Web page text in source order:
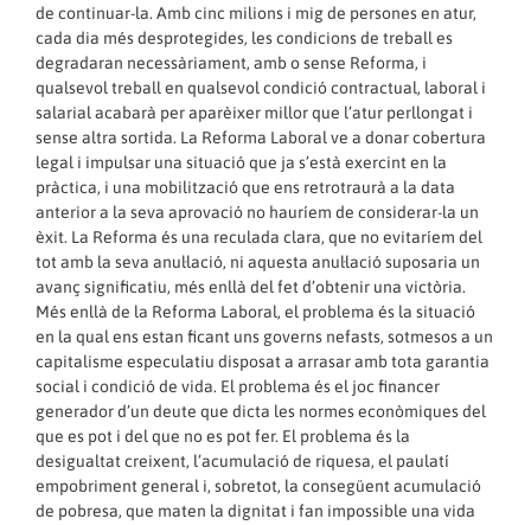
de continuar-la. Amb cinc milions i mig de persones en atur,
cada dia més desprotegides, les condicions de treball es
degradaran necessàriament, amb o sense Reforma, i
qualsevol treball en qualsevol condició contractual, laboral i
salarial acabarà per aparèixer millor que l’atur perllongat i
sense altra sortida. La Reforma Laboral ve a donar cobertura
legal i impulsar una situació que ja s’està exercint en la
pràctica, i una mobilització que ens retrotraurà a la data
anterior a la seva aprovació no hauríem de considerar-la un
èxit. La Reforma és una reculada clara, que no evitaríem del
tot amb la seva anul·lació, ni aquesta anul·lació suposaria un
avanç significatiu, més enllà del fet d’obtenir una victòria.
Més enllà de la Reforma Laboral, el problema és la situació
en la qual ens estan ficant uns governs nefasts, sotmesos a un
capitalisme especulatiu disposat a arrasar amb tota garantia
social i condició de vida. El problema és el joc financer
generador d’un deute que dicta les normes econòmiques del
que es pot i del que no es pot fer. El problema és la
desigualtat creixent, l’acumulació de riquesa, el paulatí
empobriment general i, sobretot, la consegüent acumulació
de pobresa, que maten la dignitat i fan impossible una vida